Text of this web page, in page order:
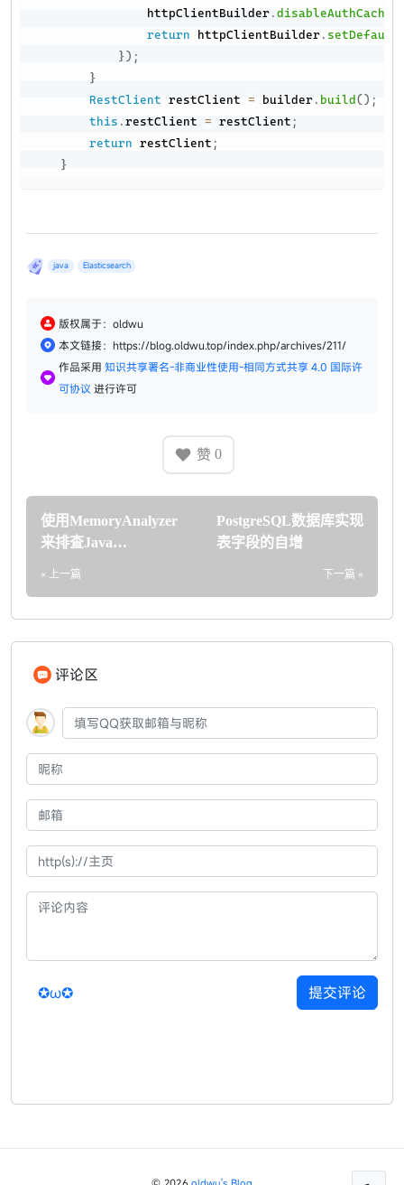
                httpClientBuilder
.
return httpClientBuilder .
} ) ;
}
RestClient restClient = builder . build ( ) ;
this . restClient = restClient ;
return restClient ;
}
java Elasticsearch
版权属于：oldwu
本文链接：https://blog.oldwu.top/index.php/archives/211/
作品采用 知识共享署名-非商业性使用-相同方式共享 4.0 国际许
可协议 进行许可
赞 0
使用MemoryAnalyzer
来排查Java
« 上一篇
PostgreSQL数据库实现
表字段的自增
下一篇 »
评论区
✪ω✪ 提交评论